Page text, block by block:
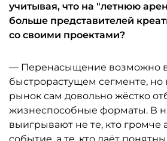
учитывая, что на "летнюю
больше представителей
со своими проектами?
— Перенасыщение возможно
быстрорастущем сегменте, но
рынок сам довольно жёстко
жизнеспособные форматы. В
выигрывают не те, кто громче